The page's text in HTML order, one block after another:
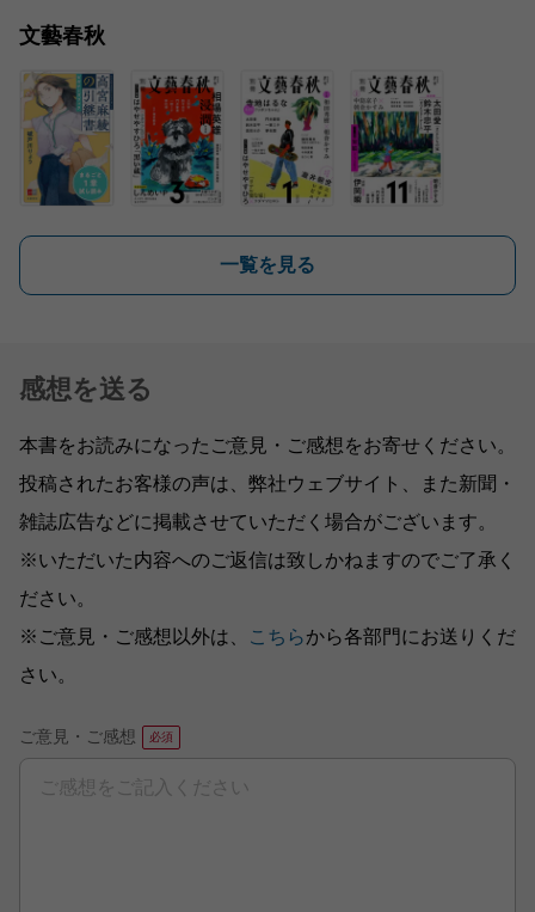
文藝春秋
一覧を見る
感想を送る
本書をお読みになったご意見・ご感想をお寄せください。
投稿されたお客様の声は、弊社ウェブサイト、また新聞・
雑誌広告などに掲載させていただく場合がございます。
※いただいた内容へのご返信は致しかねますのでご了承く
ださい。
※ご意見・ご感想以外は、
こちらから各部門にお送りくだ
さい。
ご意見・ご感想